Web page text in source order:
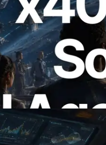
com suporte a
de IA
APIs de que